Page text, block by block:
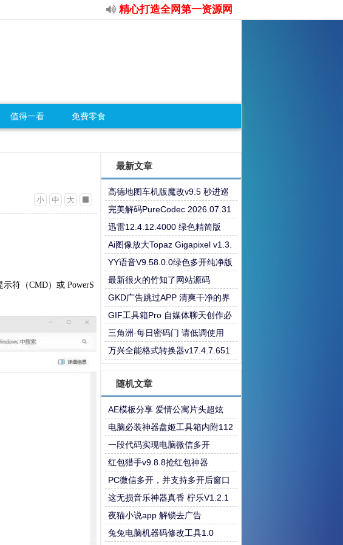
精心打造全网第一资源网
值得一看 免费零食
小 中 大
符（CMD）或 PowerS
最新文章
高德地图车机版魔改v9.5 秒进巡
航 开天空视角 保时捷字体
完美解码PureCodec 2026.07.31
迅雷12.4.12.4000 绿色精简版
Ai图像放大Topaz Gigapixel v1.3.
3高级版
YY语音V9.58.0.0绿色多开纯净版
最新很火的竹知了网站源码
GKD广告跳过APP 清爽干净的界
面
GIF工具箱Pro 自媒体聊天创作必
备
三角洲·每日密码门 请低调使用
万兴全能格式转换器v17.4.7.651
随机文章
AE模板分享 爱情公寓片头超炫
电脑必装神器盘姬工具箱内附112
款神器
一段代码实现电脑微信多开
红包猎手v9.8.8抢红包神器
PC微信多开，并支持多开后窗口
平铺排列
这无损音乐神器真香 柠乐V1.2.1
夜猫小说app 解锁去广告
兔兔电脑机器码修改工具1.0